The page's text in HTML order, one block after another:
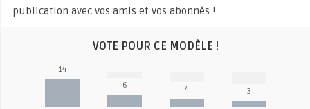
publication avec vos amis et vos abonnés !
VOTE POUR CE MODÈLE !
14
6 4 3